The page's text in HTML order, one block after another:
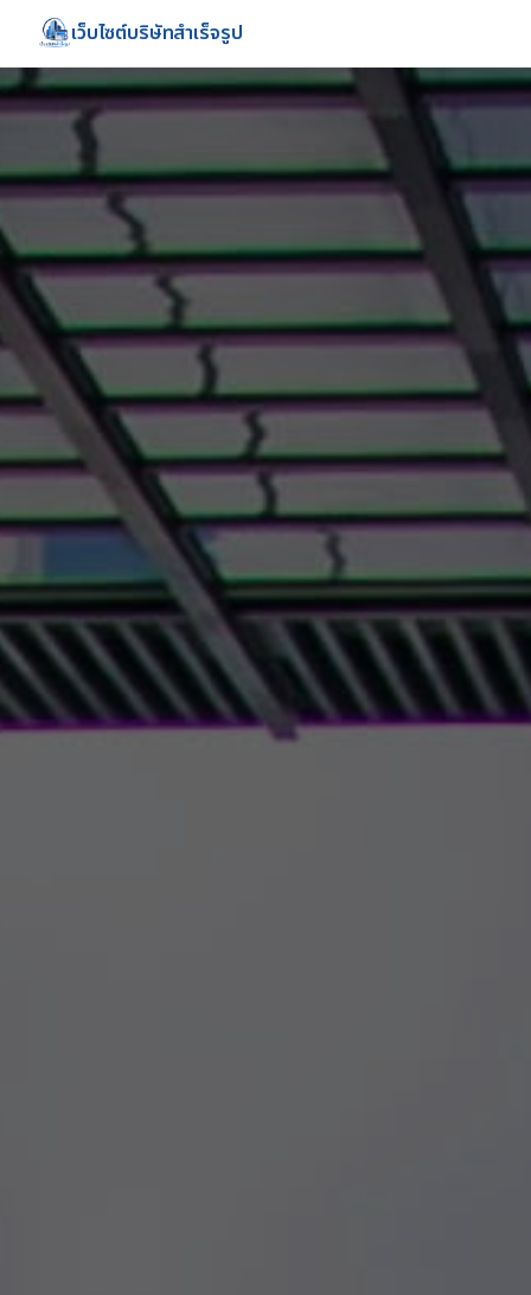
เว็บไซต์บริษัทสำเร็จรูป